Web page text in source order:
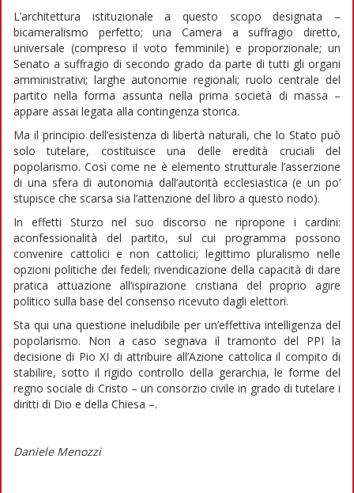
L’architettura istituzionale a questo scopo designata –
bicameralismo perfetto; una Camera a suffragio diretto,
universale (compreso il voto femminile) e proporzionale; un
Senato a suffragio di secondo grado da parte di tutti gli organi
amministrativi; larghe autonomie regionali; ruolo centrale del
partito nella forma assunta nella prima società di massa –
appare assai legata alla contingenza storica.
Ma il principio dell’esistenza di libertà naturali, che lo Stato può
solo tutelare, costituisce una delle eredità cruciali del
popolarismo. Così come ne è elemento strutturale l’asserzione
di una sfera di autonomia dall’autorità ecclesiastica (e un po’
stupisce che scarsa sia l’attenzione del libro a questo nodo).
In effetti Sturzo nel suo discorso ne ripropone i cardini:
aconfessionalità del partito, sul cui programma possono
convenire cattolici e non cattolici; legittimo pluralismo nelle
opzioni politiche dei fedeli; rivendicazione della capacità di dare
pratica attuazione all’ispirazione cristiana del proprio agire
politico sulla base del consenso ricevuto dagli elettori.
Sta qui una questione ineludibile per un’effettiva intelligenza del
popolarismo. Non a caso segnava il tramonto del PPI la
decisione di Pio XI di attribuire all’Azione cattolica il compito di
stabilire, sotto il rigido controllo della gerarchia, le forme del
regno sociale di Cristo – un consorzio civile in grado di tutelare i
diritti di Dio e della Chiesa –.
Daniele Menozzi